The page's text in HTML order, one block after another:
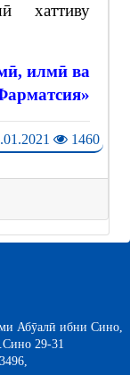
хаттиву
илмӣ ва
1460
Абӯалӣ ибни Сино,
29-31